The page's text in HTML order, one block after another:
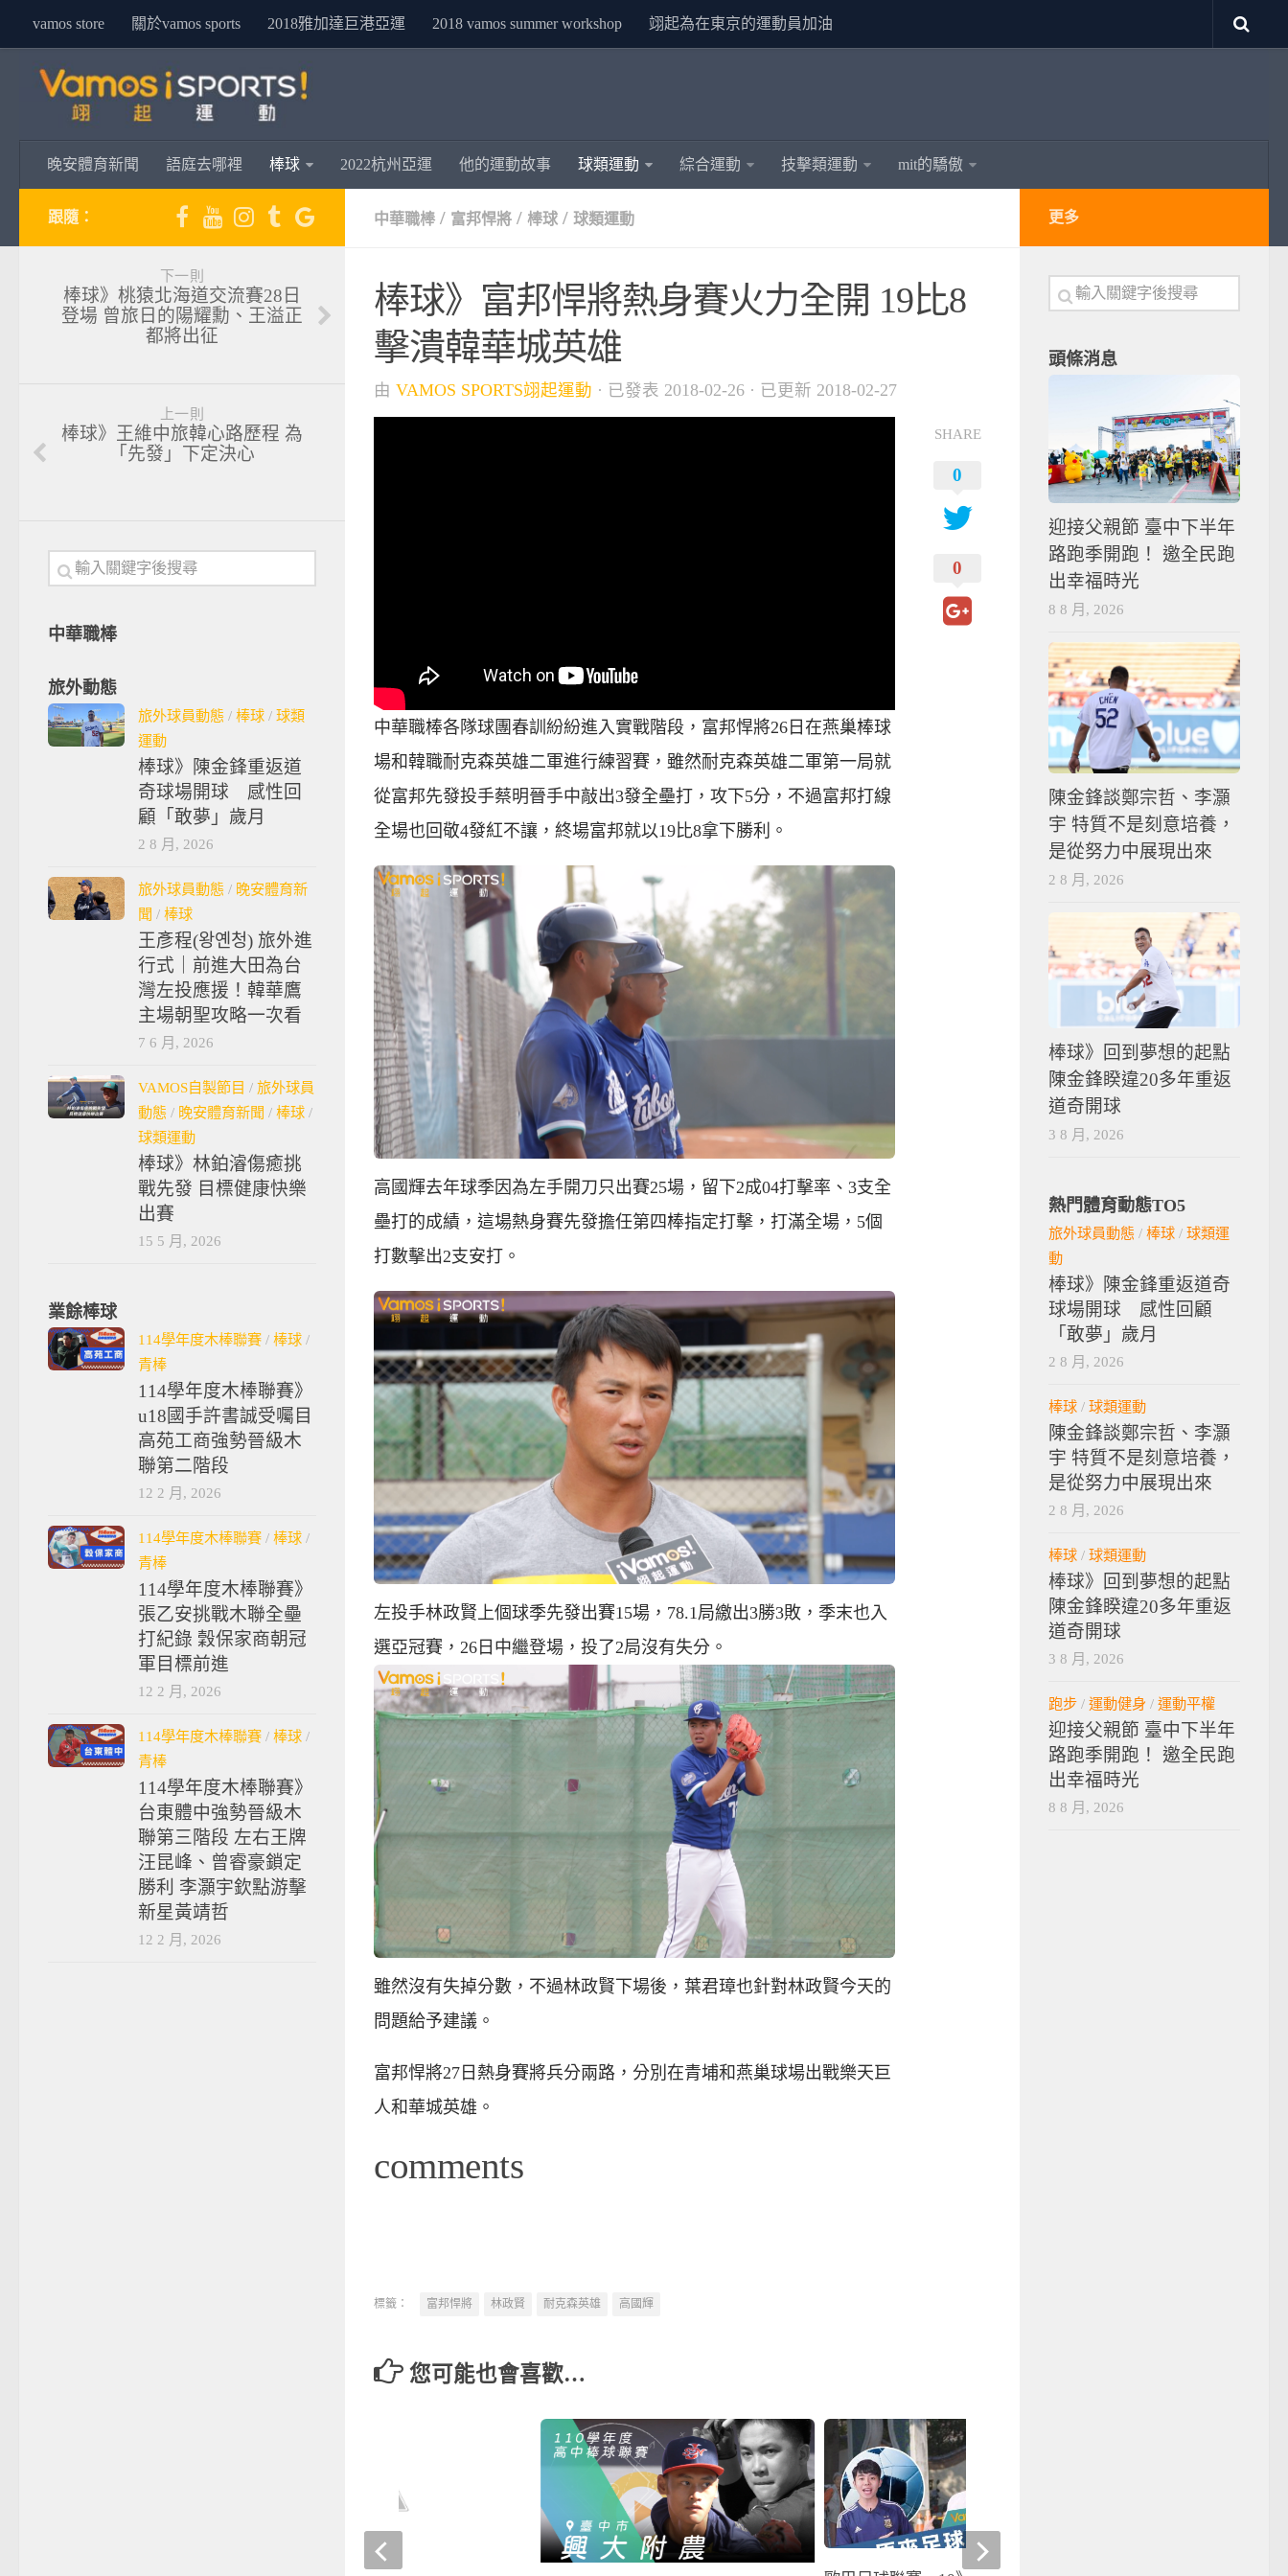
vamos store 關於vamos sports 2018雅加達巨港亞運 2018 vamos summer workshop 翊起為在東京的運動員加油
晚安體育新聞 語庭去哪裡 棒球 2022杭州亞運 他的運動故事 球類運動 綜合運動 技擊類運動 mit的驕傲
中華職棒 / 富邦悍將 / 棒球 / 球類運動
棒球》富邦悍將熱身賽火力全開 19比8
擊潰韓華城英雄
由 VAMOS SPORTS翊起運動 · 已發表 2018-02-26 · 已更新 2018-02-27
中華職棒各隊球團春訓紛紛進入實戰階段，富邦悍將26日在燕巢棒球
場和韓職耐克森英雄二軍進行練習賽，雖然耐克森英雄二軍第一局就
從富邦先發投手蔡明晉手中敲出3發全壘打，攻下5分，不過富邦打線
全場也回敬4發紅不讓，終場富邦就以19比8拿下勝利。
高國輝去年球季因為左手開刀只出賽25場，留下2成04打擊率、3支全
壘打的成績，這場熱身賽先發擔任第四棒指定打擊，打滿全場，5個
打數擊出2支安打。
左投手林政賢上個球季先發出賽15場，78.1局繳出3勝3敗，季末也入
選亞冠賽，26日中繼登場，投了2局沒有失分。
雖然沒有失掉分數，不過林政賢下場後，葉君璋也針對林政賢今天的
問題給予建議。
富邦悍將27日熱身賽將兵分兩路，分別在青埔和燕巢球場出戰樂天巨
人和華城英雄。
comments
SHARE
0
0
標籤： 富邦悍將 林政賢 耐克森英雄 高國輝
您可能也會喜歡…
跟隨：
下一則
棒球》桃猿北海道交流賽28日
登場 曾旅日的陽耀勳、王溢正
都將出征
上一則
棒球》王維中旅韓心路歷程 為
「先發」下定決心
中華職棒
旅外動態
旅外球員動態 / 棒球 / 球類
運動
棒球》陳金鋒重返道
奇球場開球 感性回
顧「敢夢」歲月
2 8 月, 2026
旅外球員動態 / 晚安體育新
聞 / 棒球
王彥程(왕옌청) 旅外進
行式｜前進大田為台
灣左投應援！韓華鷹
主場朝聖攻略一次看
7 6 月, 2026
VAMOS自製節目 / 旅外球員
動態 / 晚安體育新聞 / 棒球 /
球類運動
棒球》林鉑濬傷癒挑
戰先發 目標健康快樂
出賽
15 5 月, 2026
業餘棒球
114學年度木棒聯賽 / 棒球 /
青棒
114學年度木棒聯賽》
u18國手許書誠受囑目
高苑工商強勢晉級木
聯第二階段
12 2 月, 2026
114學年度木棒聯賽 / 棒球 /
青棒
114學年度木棒聯賽》
張乙安挑戰木聯全壘
打紀錄 穀保家商朝冠
軍目標前進
12 2 月, 2026
114學年度木棒聯賽 / 棒球 /
青棒
114學年度木棒聯賽》
台東體中強勢晉級木
聯第三階段 左右王牌
汪昆峰、曾睿豪鎖定
勝利 李灝宇欽點游擊
新星黃靖哲
12 2 月, 2026
更多
頭條消息
迎接父親節 臺中下半年
路跑季開跑！ 邀全民跑
出幸福時光
8 8 月, 2026
陳金鋒談鄭宗哲、李灝
宇 特質不是刻意培養，
是從努力中展現出來
2 8 月, 2026
棒球》回到夢想的起點
陳金鋒睽違20多年重返
道奇開球
3 8 月, 2026
熱門體育動態TO5
旅外球員動態 / 棒球 / 球類運
動
棒球》陳金鋒重返道奇
球場開球 感性回顧
「敢夢」歲月
2 8 月, 2026
棒球 / 球類運動
陳金鋒談鄭宗哲、李灝
宇 特質不是刻意培養，
是從努力中展現出來
2 8 月, 2026
棒球 / 球類運動
棒球》回到夢想的起點
陳金鋒睽違20多年重返
道奇開球
3 8 月, 2026
跑步 / 運動健身 / 運動平權
迎接父親節 臺中下半年
路跑季開跑！ 邀全民跑
出幸福時光
8 8 月, 2026